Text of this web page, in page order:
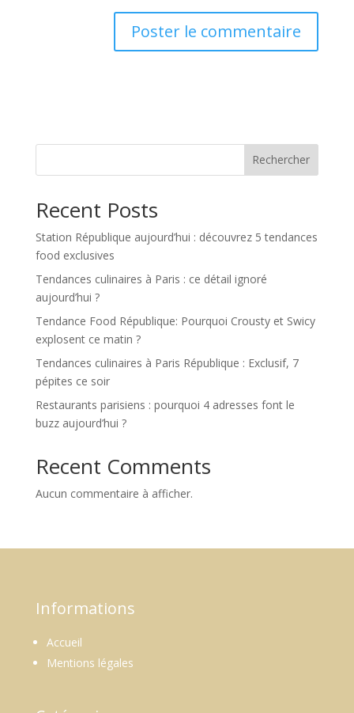
Rechercher
Recent Posts
Station République aujourd’hui : découvrez 5 tendances
food exclusives
Tendances culinaires à Paris : ce détail ignoré
aujourd’hui ?
Tendance Food République: Pourquoi Crousty et Swicy
explosent ce matin ?
Tendances culinaires à Paris République : Exclusif, 7
pépites ce soir
Restaurants parisiens : pourquoi 4 adresses font le
buzz aujourd’hui ?
Recent Comments
Aucun commentaire à afficher.
Informations
Accueil
Mentions légales